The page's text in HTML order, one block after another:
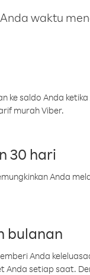
waktu
ke saldo Anda
murah Viber.
30 hari
Anda
bulanan
Anda
Anda setiap saat.